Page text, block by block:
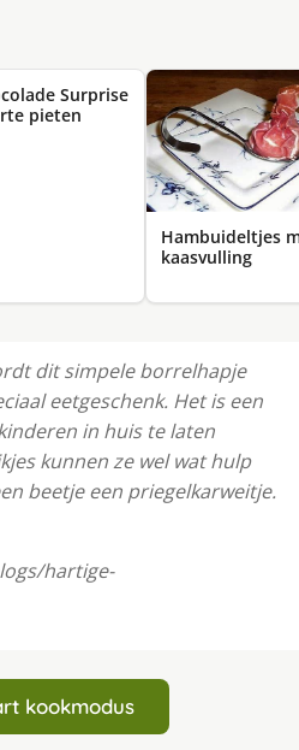
Surprise
pieten
Hambuideltjes
kaasvulling
dit simpele borrelhapje
eetgeschenk. Het is een
in huis te laten
kunnen ze wel wat hulp
beetje een priegelkarweitje.
hartige-
kookmodus